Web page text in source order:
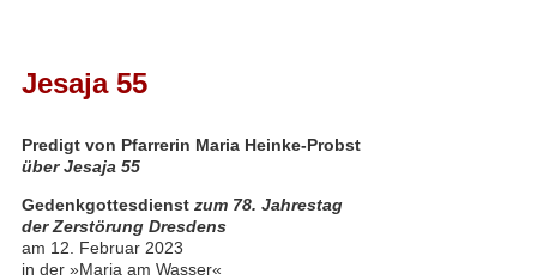
Jesaja 55
Predigt von Pfarrerin Maria Heinke-Probst
über Jesaja 55
Gedenkgottesdienst zum 78. Jahrestag
der Zerstörung Dresdens
am 12. Februar 2023
in der »Maria am Wasser«